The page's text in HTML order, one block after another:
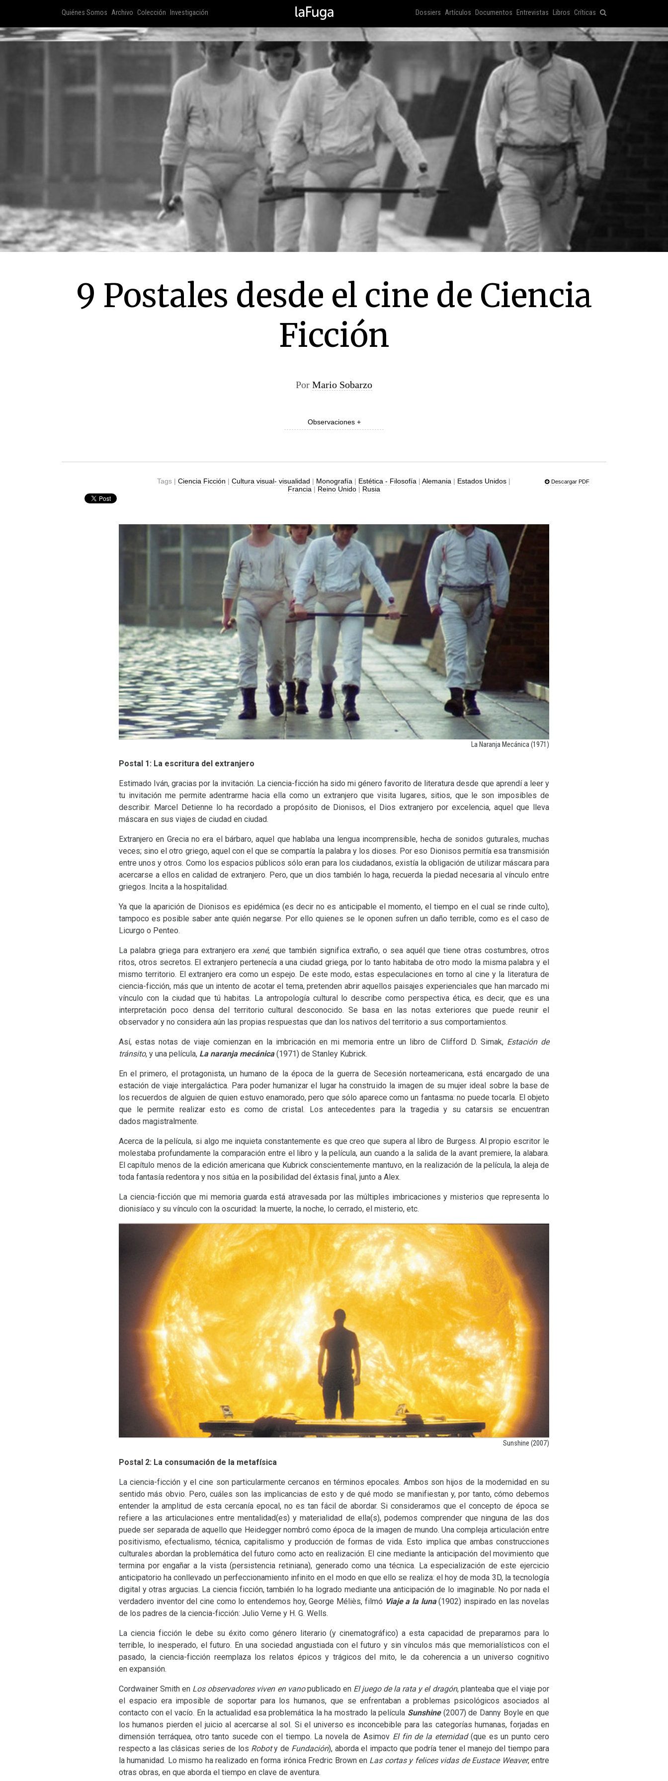
Quiénes Somos Archivo Colección Investigación Dossiers Artículos Documentos Entrevistas Libros Críticas
9 Postales desde el cine de Ciencia
Ficción
Por Mario Sobarzo
Observaciones +
Tags |Ciencia Ficción |Cultura visual- visualidad | Monografía | Estética - Filosofía |Alemania | Estados Unidos |
Francia | Reino Unido| Rusia
Descargar PDF
La Naranja Mecánica (1971)
Postal 1: La escritura del extranjero
Estimado Iván, gracias por la invitación. La ciencia-ficción ha sido mi género favorito de literatura desde que aprendí a leer y
tu invitación me permite adentrarme hacia ella como un extranjero que visita lugares, sitios, que le son imposibles de
describir. Marcel Detienne lo ha recordado a propósito de Dionisos, el Dios extranjero por excelencia, aquel que lleva
máscara en sus viajes de ciudad en ciudad.
Extranjero en Grecia no era el bárbaro, aquel que hablaba una lengua incomprensible, hecha de sonidos guturales, muchas
veces; sino el otro griego, aquel con el que se compartía la palabra y los dioses. Por eso Dionisos permitía esa transmisión
entre unos y otros. Como los espacios públicos sólo eran para los ciudadanos, existía la obligación de utilizar máscara para
acercarse a ellos en calidad de extranjero. Pero, que un dios también lo haga, recuerda la piedad necesaria al vínculo entre
griegos. Incita a la hospitalidad.
Ya que la aparición de Dionisos es epidémica (es decir no es anticipable el momento, el tiempo en el cual se rinde culto),
tampoco es posible saber ante quién negarse. Por ello quienes se le oponen sufren un daño terrible, como es el caso de
Licurgo o Penteo.
La palabra griega para extranjero eraxené, que también significa extraño, o sea aquél que tiene otras costumbres, otros
ritos, otros secretos. El extranjero pertenecía a una ciudad griega, por lo tanto habitaba de otro modo la misma palabra y el
mismo territorio. El extranjero era como un espejo. De este modo, estas especulaciones en torno al cine y la literatura de
ciencia-ficción, más que un intento de acotar el tema, pretenden abrir aquellos paisajes experienciales que han marcado mi
vínculo con la ciudad que tú habitas. La antropología cultural lo describe como perspectiva ética, es decir, que es una
interpretación poco densa del territorio cultural desconocido. Se basa en las notas exteriores que puede reunir el
observador y no considera aún las propias respuestas que dan los nativos del territorio a sus comportamientos.
Así, estas notas de viaje comienzan en la imbricación en mi memoria entre un libro de Clifford D. Simak, Estación de
tránsito, y una película, La naranja mecánica(1971) de Stanley Kubrick.
En el primero, el protagonista, un humano de la época de la guerra de Secesión norteamericana, está encargado de una
estación de viaje intergaláctica. Para poder humanizar el lugar ha construido la imagen de su mujer ideal sobre la base de
los recuerdos de alguien de quien estuvo enamorado, pero que sólo aparece como un fantasma: no puede tocarla. El objeto
que le permite realizar esto es como de cristal. Los antecedentes para la tragedia y su catarsis se encuentran
dados magistralmente.
Acerca de la película, si algo me inquieta constantemente es que creo que supera al libro de Burgess. Al propio escritor le
molestaba profundamente la comparación entre el libro y la película, aun cuando a la salida de la avant premiere, la alabara.
El capítulo menos de la edición americana que Kubrick conscientemente mantuvo, en la realización de la película, la aleja de
toda fantasía redentora y nos sitúa en la posibilidad del éxtasis final, junto a Alex.
La ciencia-ficción que mi memoria guarda está atravesada por las múltiples imbricaciones y misterios que representa lo
dionisíaco y su vínculo con la oscuridad: la muerte, la noche, lo cerrado, el misterio, etc.
Sunshine (2007)
Postal 2: La consumación de la metafísica
La ciencia-ficción y el cine son particularmente cercanos en términos epocales. Ambos son hijos de la modernidad en su
sentido más obvio. Pero, cuáles son las implicancias de esto y de qué modo se manifiestan y, por tanto, cómo debemos
entender la amplitud de esta cercanía epocal, no es tan fácil de abordar. Si consideramos que el concepto de época se
refiere a las articulaciones entre mentalidad(es) y materialidad de ella(s), podemos comprender que ninguna de las dos
puede ser separada de aquello que Heidegger nombró como época de la imagen de mundo. Una compleja articulación entre
positivismo, efectualismo, técnica, capitalismo y producción de formas de vida. Esto implica que ambas construcciones
culturales abordan la problemática del futuro como acto en realización. El cine mediante la anticipación del movimiento que
termina por engañar a la vista (persistencia retiniana), generado como una técnica. La especialización de este ejercicio
anticipatorio ha conllevado un perfeccionamiento infinito en el modo en que ello se realiza: el hoy de moda 3D, la tecnología
digital y otras argucias. La ciencia ficción, también lo ha logrado mediante una anticipación de lo imaginable. No por nada el
verdadero inventor del cine como lo entendemos hoy, George Méliès, filmó Viaje a la luna(1902) inspirado en las novelas
de los padres de la ciencia-ficción: Julio Verne y H. G. Wells.
La ciencia ficción le debe su éxito como género literario (y cinematográfico) a esta capacidad de prepararnos para lo
terrible, lo inesperado, el futuro. En una sociedad angustiada con el futuro y sin vínculos más que memorialísticos con el
pasado, la ciencia-ficción reemplaza los relatos épicos y trágicos del mito, le da coherencia a un universo cognitivo
en expansión.
Cordwainer Smith en Los observadores viven en vanopublicado en El juego de la rata y el dragón, planteaba que el viaje por
el espacio era imposible de soportar para los humanos, que se enfrentaban a problemas psicológicos asociados al
contacto con el vacío. En la actualidad esa problemática la ha mostrado la película Sunshine(2007) de Danny Boyle en que
los humanos pierden el juicio al acercarse al sol. Si el universo es inconcebible para las categorías humanas, forjadas en
dimensión terráquea, otro tanto sucede con el tiempo. La novela de Asimov El fin de la eternidad(que es un punto cero
respecto a las clásicas series de los Roboty de Fundación), aborda el impacto que podría tener el manejo del tiempo para
la humanidad. Lo mismo ha realizado en forma irónica Fredric Brown en Las cortas y felices vidas de Eustace Weaver, entre
otras obras, en que aborda el tiempo en clave de aventura.